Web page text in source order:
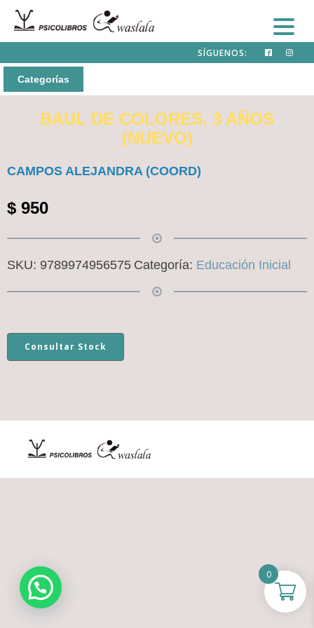
SÍGUENOS:
Categorías
BAUL DE COLORES. 3 AÑOS
(NUEVO)
CAMPOS ALEJANDRA (COORD)
$ 950
SKU: 9789974956575 Categoría: Educación Inicial
Consultar Stock
0